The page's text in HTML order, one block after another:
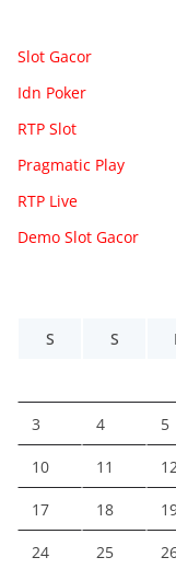
Slot Gacor
Idn Poker
RTP Slot
Pragmatic Play
RTP Live
Demo Slot Gacor
S
S
3 4 5
10 11
17 18
24 25